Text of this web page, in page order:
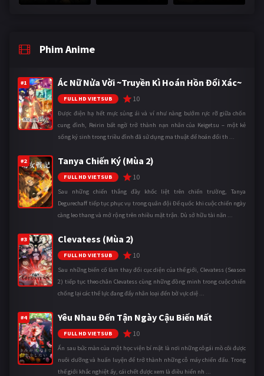
Phim Anime
#1 Ác Nữ Nửa Vời ~Truyền Kì Hoán Hồn Đổi Xác~
FULL HD VIETSUB 10
Được điện hạ hết mực sủng ái và ví như nàng bướm rực rỡ giữa chốn
cung đình, Reirin bất ngờ trở thành nạn nhân của Keigetsu – một kẻ
sống ký sinh trong triều đình đã sử dụng ma thuật để hoán đổi th ...
#2 Tanya Chiến Ký (Mùa 2)
FULL HD VIETSUB 10
Sau những chiến thắng đầy khốc liệt trên chiến trường, Tanya
Degurechaff tiếp tục phục vụ trong quân đội Đế quốc khi cuộc chiến ngày
càng leo thang và mở rộng trên nhiều mặt trận. Dù sở hữu tài năn ...
#3 Clevatess (Mùa 2)
FULL HD VIETSUB 10
Sau những biến cố làm thay đổi cục diện của thế giới, Clevatess (Season
2) tiếp tục theo chân Clevatess cùng những đồng minh trong cuộc chiến
chống lại các thế lực đang đẩy nhân loại đến bờ vực diệ ...
#4 Yêu Nhau Đến Tận Ngày Cậu Biến Mất
FULL HD VIETSUB 10
Ẩn sau bức màn của một học viện bí mật là nơi những cô gái mồ côi được
nuôi dưỡng và huấn luyện để trở thành những cỗ máy chiến đấu. Trong
thế giới khắc nghiệt ấy, cái chết được xem là điều hiển nh ...